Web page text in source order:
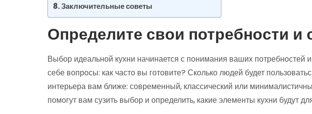
Заключительные советы
Определите свои потребности и
Выбор идеальной кухни начинается с понимания ваших потребностей
себе вопросы: как часто вы готовите? Сколько людей будет
интерьера вам ближе: современный, классический или
помогут вам сузить выбор и определить, какие элементы кухни будут